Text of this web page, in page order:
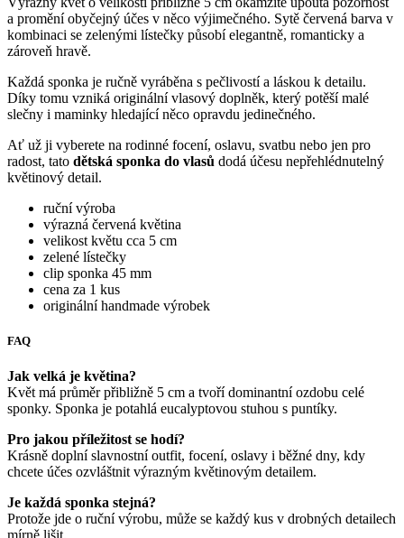
a promění obyčejný účes v něco výjimečného. Sytě červená barva v
kombinaci se zelenými lístečky působí elegantně, romanticky a
zároveň hravě.
Každá sponka je ručně vyráběna s pečlivostí a láskou k detailu.
Díky tomu vzniká originální vlasový doplněk, který potěší malé
slečny i maminky hledající něco opravdu jedinečného.
Ať už ji vyberete na rodinné focení, oslavu, svatbu nebo jen pro
radost, tato dětská sponka do vlasů dodá účesu nepřehlédnutelný
květinový detail.
ruční výroba
výrazná červená květina
velikost květu cca 5 cm
zelené lístečky
clip sponka 45 mm
cena za 1 kus
originální handmade výrobek
FAQ
Jak velká je květina?
Květ má průměr přibližně 5 cm a tvoří dominantní ozdobu celé
sponky. Sponka je potahlá eucalyptovou stuhou s puntíky.
Pro jakou příležitost se hodí?
Krásně doplní slavnostní outfit, focení, oslavy i běžné dny, kdy
chcete účes ozvláštnit výrazným květinovým detailem.
Je každá sponka stejná?
Protože jde o ruční výrobu, může se každý kus v drobných detailech